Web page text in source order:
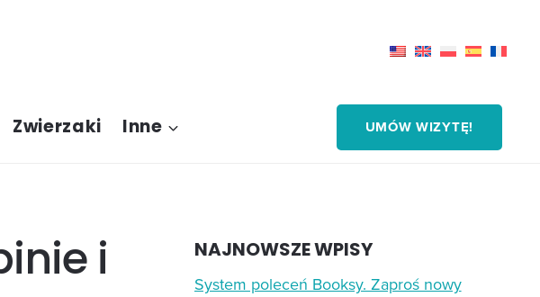
Zwierzaki Inne UMÓW WIZYTĘ!
i NAJNOWSZE WPISY
System poleceń Booksy. Zaproś nowy